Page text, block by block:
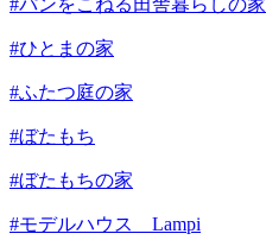
#パンをこねる田舎暮らしの家
#ひとまの家
#ふたつ庭の家
#ぼたもち
#ぼたもちの家
#モデルハウス Lampi